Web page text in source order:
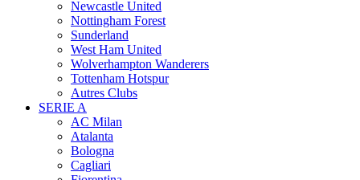
Newcastle United
Nottingham Forest
Sunderland
West Ham United
Wolverhampton Wanderers
Tottenham Hotspur
Autres Clubs
SERIE A
AC Milan
Atalanta
Bologna
Cagliari